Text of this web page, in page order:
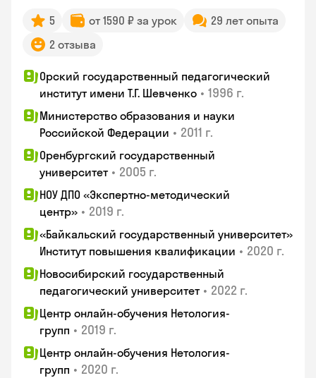
5 от 1590 ₽ за урок
29 лет опыта
2 отзыва
Орский государственный педагогический
институт имени Т.Г. Шевченко • 1996 г.
Министерство образования и науки
Российской Федерации • 2011 г.
Оренбургский государственный
университет • 2005 г.
НОУ ДПО «Экспертно-методический
центр» • 2019 г.
«Байкальский государственный университет»
Институт повышения квалификации • 2020 г.
Новосибирский государственный
педагогический университет • 2022 г.
Центр онлайн-обучения Нетология-
групп • 2019 г.
Центр онлайн-обучения Нетология-
групп • 2020 г.